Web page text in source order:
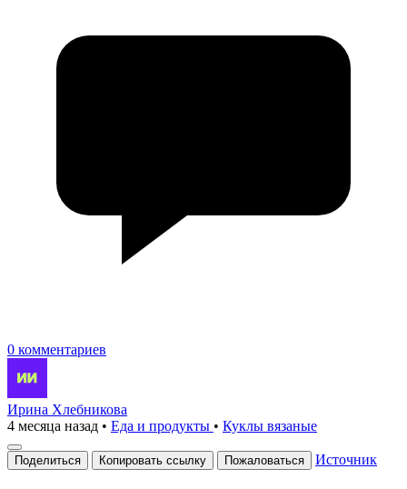
0 комментариев
Ирина Хлебникова
4 месяца назад • Еда и продукты • Куклы вязаные
Поделиться Копировать ссылку Пожаловаться Источник